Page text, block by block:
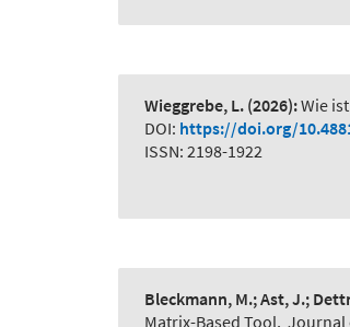
Wieggrebe, L. (2026):Wie
DOI: https://doi.org/
ISSN: 2198-1922
Bleckmann, M.; Ast, J.;
Matrix-Based Tool, Journal